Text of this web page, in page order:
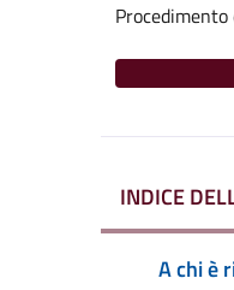
INDICE
A chi è